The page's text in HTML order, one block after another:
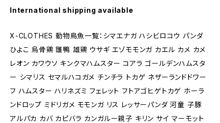
International shipping available
X-CLOTHES 動物鳥魚一覧：シマエナガ ハシビロコウ パンダ
ひよこ 烏骨鶏 雛鴨 雄鶏 ウサギ エゾモモンガ カエル カメ カメ
レオン カワウソ キンクマハムスター コアラ ゴールデンハムスタ
ー シマリス セマルハコガメ チンチラ トカゲ ネザーランドドワー
フ ハムスター ハリネズミ フェレット フトアゴヒゲトカゲ ホーラ
ンドロップ ミドリガメ モモンガ リス レッサーパンダ 河童 子豚
アルパカ カバ カピバラ カンガルー親子 キリン サイ マーモット